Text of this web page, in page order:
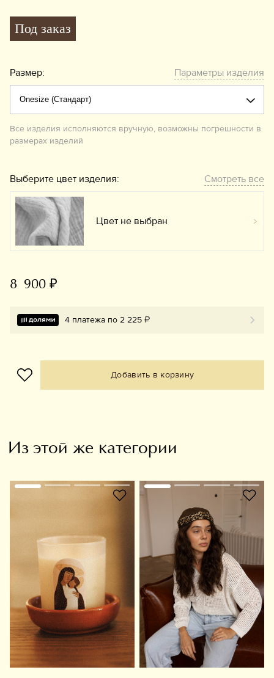
Под заказ
Размер: Параметры изделия
Все изделия исполняются вручную, возможны погрешности в
размерах изделий
Выберите цвет изделия: Смотреть все
Цвет не выбран
8 900 ₽
4 платежа по 2 225 ₽
Добавить в корзину
Из этой же категории